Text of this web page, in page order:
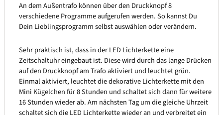
An dem Außentrafo können über den Druckknopf 8
verschiedene Programme aufgerufen werden. So kannst Du
Dein Lieblingsprogramm selbst auswählen oder verändern.
Sehr praktisch ist, dass in der LED Lichterkette eine
Zeitschaltuhr eingebaut ist. Diese wird durch das lange Drücken
auf den Druckknopf am Trafo aktiviert und leuchtet grün.
Einmal aktiviert, leuchtet die dekorative Lichterkette mit den
Mini Kügelchen für 8 Stunden und schaltet sich dann für weitere
16 Stunden wieder ab. Am nächsten Tag um die gleiche Uhrzeit
schaltet sich die LED Lichterkette wieder an und verbreitet ein